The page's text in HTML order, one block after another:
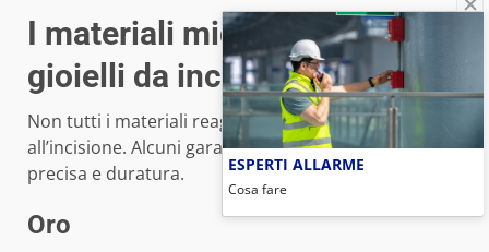
I materiali migliori per i
gioielli da incidere
Non tutti i materiali reagiscono allo stesso modo
all’incisione. Alcuni garantiscono una resa più
precisa e duratura.
Oro
ESPERTI ALLARME
Cosa fare